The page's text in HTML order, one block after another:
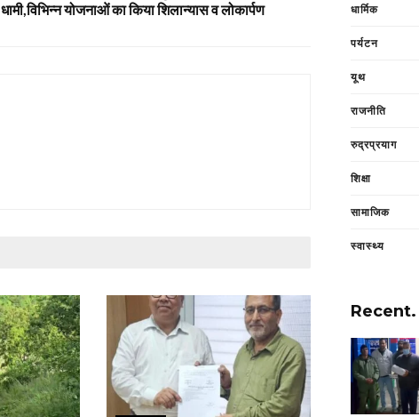
धामी,विभिन्न योजनाओं का किया शिलान्यास व लोकार्पण
धार्मिक
पर्यटन
यूथ
राजनीति
रुद्रप्रयाग
शिक्षा
सामाजिक
स्वास्थ्य
Recent.